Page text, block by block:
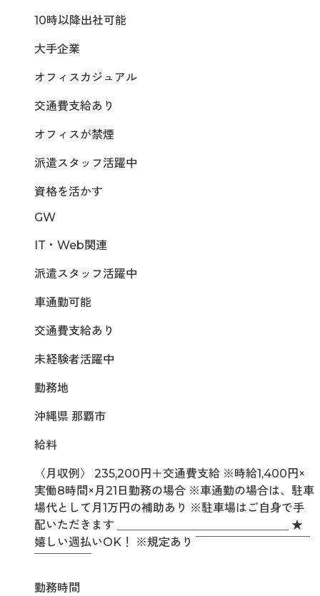
10時以降出社可能
大手企業
オフィスカジュアル
交通費支給あり
オフィスが禁煙
派遣スタッフ活躍中
資格を活かす
GW
IT・Web関連
派遣スタッフ活躍中
車通勤可能
交通費支給あり
未経験者活躍中
勤務地
沖縄県 那覇市
給料
〈月収例〉 235,200円＋交通費支給 ※時給1,400円×
実働8時間×月21日勤務の場合 ※車通勤の場合は、駐車
場代として月1万円の補助あり ※駐車場はご自身で手
配いただきます ＿＿＿＿＿＿＿＿＿＿＿＿＿＿＿ ★
嬉しい週払いOK！ ※規定あり ￣￣￣￣￣￣￣￣￣￣
勤務時間